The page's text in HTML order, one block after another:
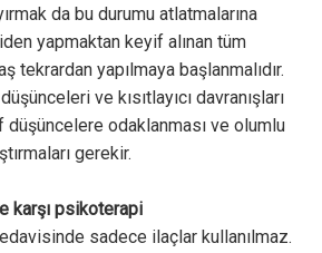
da bu durumu atlatmalarına
yapmaktan keyif alınan tüm
tekrardan yapılmaya başlanmalıdır.
ve kısıtlayıcı davranışları
odaklanması ve olumlu
gerekir.
karşı psikoterapi
sadece ilaçlar kullanılmaz.